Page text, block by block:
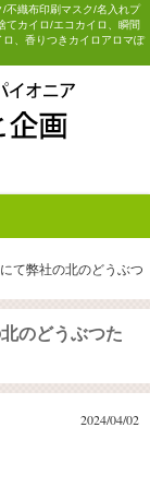
不織布印刷マスク/名入れプ
てカイロ/エコカイロ、瞬間
、香りつきカイロアロマぽ
て弊社の北のどうぶつ
のどうぶつた
2024/04/02